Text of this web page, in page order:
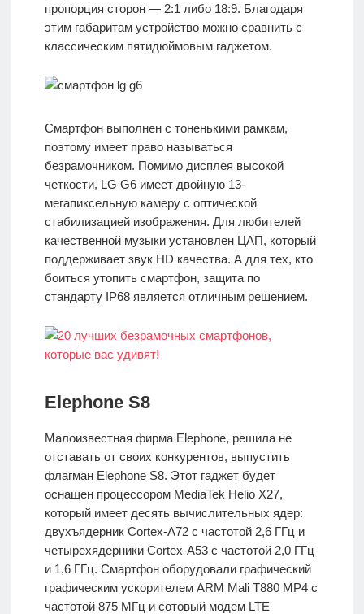
пропорция сторон — 2:1 либо 18:9. Благодаря
этим габаритам устройство можно сравнить с
классическим пятидюймовым гаджетом.
Смартфон выполнен с тоненькими рамкам,
поэтому имеет право называться
безрамочником. Помимо дисплея высокой
четкости, LG G6 имеет двойную 13-
мегапиксельную камеру с оптической
стабилизацией изображения. Для любителей
качественной музыки установлен ЦАП, который
поддерживает звук HD качества. А для тех, кто
боиться утопить смартфон, защита по
стандарту IP68 является отличным решением.
Elephone S8
Малоизвестная фирма Elephone, решила не
отставать от своих конкурентов, выпустить
флагман Elephone S8. Этот гаджет будет
оснащен процессором MediaTek Helio X27,
который имеет десять вычислительных ядер:
двухъядерник Cortex-A72 с частотой 2,6 ГГц и
четырехядерники Cortex-A53 с частотой 2,0 ГГц
и 1,6 ГГц. Смартфон оборудовали графический
графическим ускорителем ARM Mali T880 MP4 с
частотой 875 МГц и сотовый модем LTE